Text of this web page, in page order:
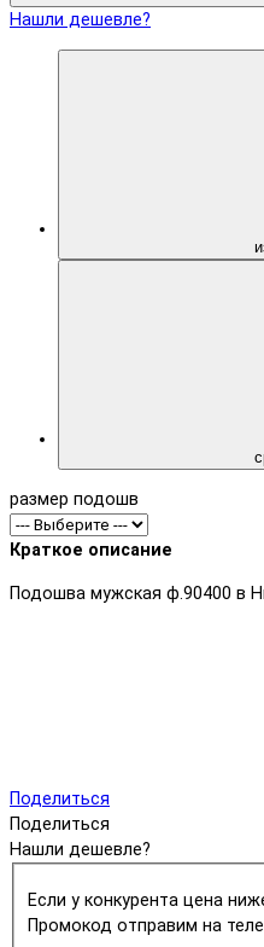
Нашли дешевле?
размер подошв
Краткое описание
Подошва мужская ф.90400 в
Поделиться
Поделиться
Нашли дешевле?
Если у конкурента цена
Промокод отправим на